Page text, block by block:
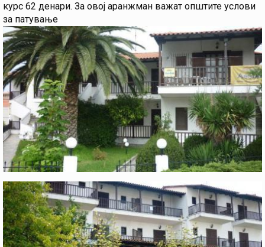
курс 62 денари. За овој аранжман важат oпштите услови
за патување